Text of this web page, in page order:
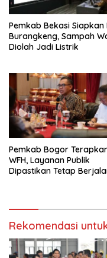
Pemkab Bekasi Siapkan
Burangkeng, Sampah
Diolah Jadi Listrik
Pemkab Bogor
WFH, Layanan Publik
Dipastikan Tetap
Rekomendasi